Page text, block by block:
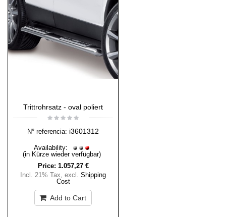
Trittrohrsatz - oval poliert
N° referencia: i3601312
Availability:
(in Kürze wieder verfügbar)
Price: 1.057,27 €
Incl. 21% Tax, excl. Shipping
Cost
Add to Cart